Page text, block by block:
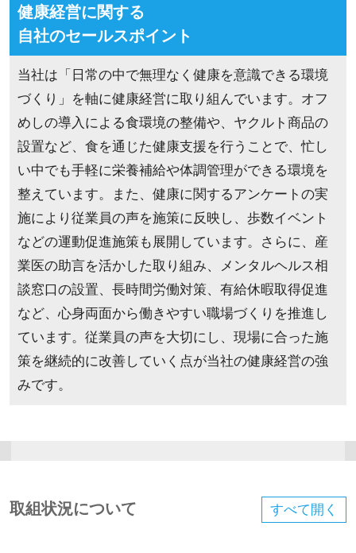
健康経営に関する
自社のセールスポイント
当社は「日常の中で無理なく健康を意識できる環境
づくり」を軸に健康経営に取り組んでいます。オフ
めしの導入による食環境の整備や、ヤクルト商品の
設置など、食を通じた健康支援を行うことで、忙し
い中でも手軽に栄養補給や体調管理ができる環境を
整えています。また、健康に関するアンケートの実
施により従業員の声を施策に反映し、歩数イベント
などの運動促進施策も展開しています。さらに、産
業医の助言を活かした取り組み、メンタルヘルス相
談窓口の設置、長時間労働対策、有給休暇取得促進
など、心身両面から働きやすい職場づくりを推進し
ています。従業員の声を大切にし、現場に合った施
策を継続的に改善していく点が当社の健康経営の強
みです。
すべて 開く
取組状況について